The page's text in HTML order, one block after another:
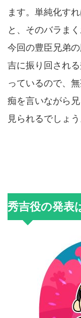
ます。単純化す
と、そのバラま
今回の豊臣兄弟
吉に振り回され
っているので、
痴を言いながら
見られるでしょう
秀吉役の発表